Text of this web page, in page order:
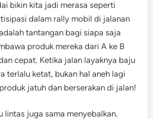
bikin kita jadi merasa seperti
dalam rally mobil di jalanan
tantangan bagi siapa saja
produk mereka dari A ke B
cepat. Ketika jalan layaknya baju
terlalu ketat, bukan hal aneh lagi
jatuh dan berserakan di jalan!
lintas juga sama menyebalkan.